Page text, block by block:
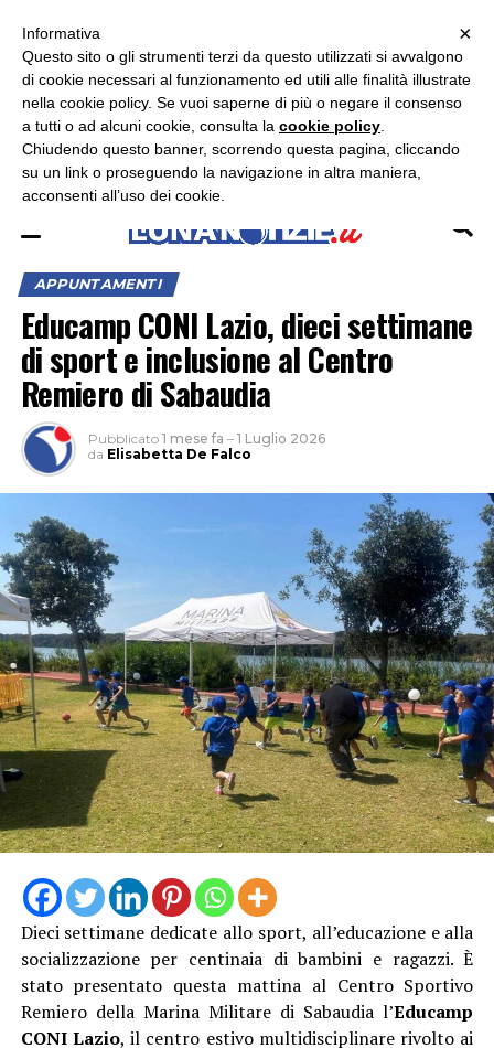
ASCOLTA RADIO LUNA
APPUNTAMENTI
Educamp CONI Lazio, dieci settimane
di sport e inclusione al Centro
Remiero di Sabaudia
Pubblicato 1 mese fa – 1 Luglio 2026
da Elisabetta De Falco
Dieci settimane dedicate allo sport, all’educazione e alla
socializzazione per centinaia di bambini e ragazzi. È
stato presentato questa mattina al Centro Sportivo
Remiero della Marina Militare di Sabaudia l’Educamp
CONI Lazio, il centro estivo multidisciplinare rivolto ai
×
×
Informativa
Questo sito o gli strumenti terzi da questo utilizzati si avvalgono
di cookie necessari al funzionamento ed utili alle finalità illustrate
nella cookie policy. Se vuoi saperne di più o negare il consenso
a tutti o ad alcuni cookie, consulta la cookie policy
Chiudendo questo banner, scorrendo questa pagina, cliccando
su un link o proseguendo la navigazione in altra maniera,
acconsenti all’uso dei cookie.